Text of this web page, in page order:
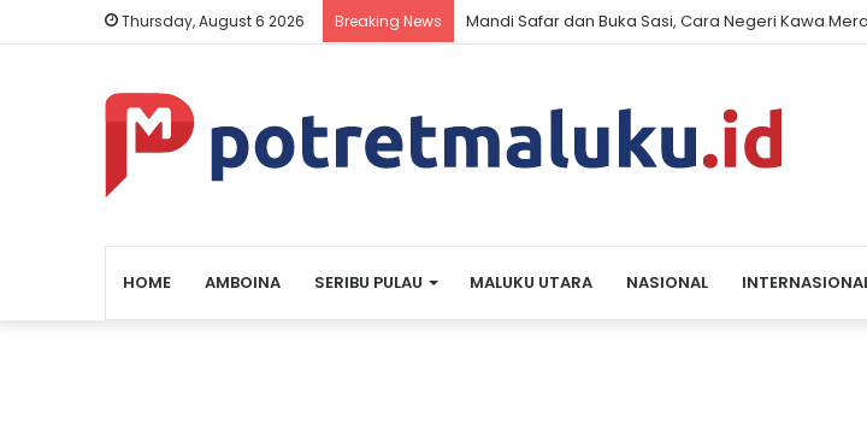
Thursday, August 6 2026 Breaking News Mandi Safar dan Buka Sasi, Cara Negeri Kawa
HOME AMBOINA SERIBU PULAU MALUKU UTARA NASIONAL